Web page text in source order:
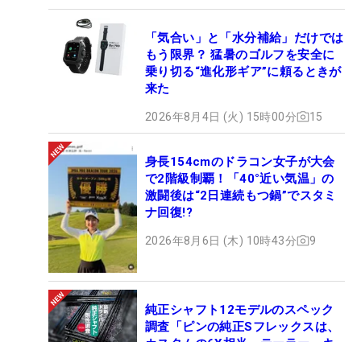
「気合い」と「水分補給」だけでは
もう限界？ 猛暑のゴルフを安全に
乗り切る“進化形ギア”に頼るときが
来た
2026年8月4日 (火) 15時00分 15
身長154cmのドラコン女子が大会
で2階級制覇！「40°近い気温」の
激闘後は“2日連続もつ鍋”でスタミ
ナ回復!?
2026年8月6日 (木) 10時43分 9
純正シャフト12モデルのスペック
調査「ピンの純正Sフレックスは、